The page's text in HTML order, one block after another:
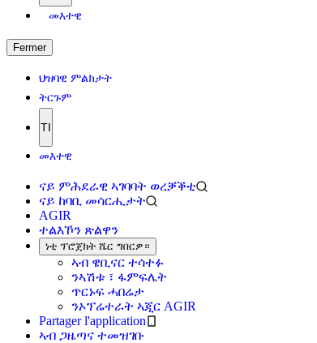
መእተዊ
Fermer
ህዝባዊ ምልክታት
ትርጉም
TI
መእተዊ
ናይ ምሕደራዊ ኣገባባት ወረቓቕቲ
ናይ ከባቢ መሳርሒታት
AGIR
ተልእኾን ጽልዋን
ነቲ ፕሮጀክት ሼር ግበርዎ።
ኣብ ዌቢናር ተሳተፉ
ንኣሽቱ ፣ ፋምፍሌት
ጥርኑፍ ሓበሬታ
ንኦፕሬተራት ኣጂር AGIR
Partager l'application
ኣብ ጋዜጣና ተመዝገቡ